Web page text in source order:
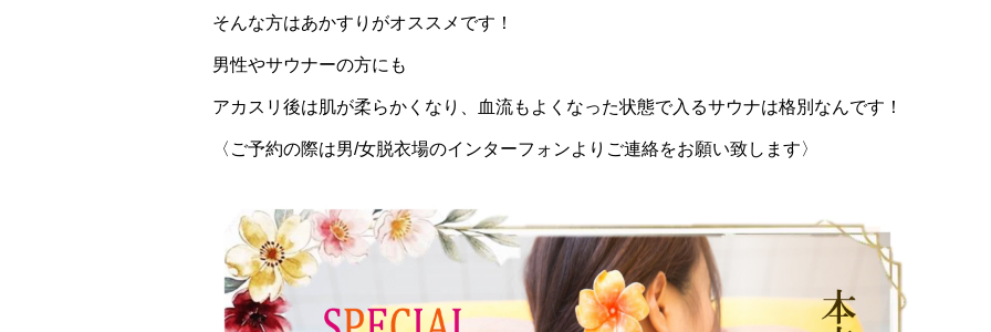
そんな方はあかすりがオススメです！
男性やサウナーの方にも
アカスリ後は肌が柔らかくなり、血流もよくなった状態で入るサウナは格別なんです！
〈ご予約の際は男/女脱衣場のインターフォンよりご連絡をお願い致します〉